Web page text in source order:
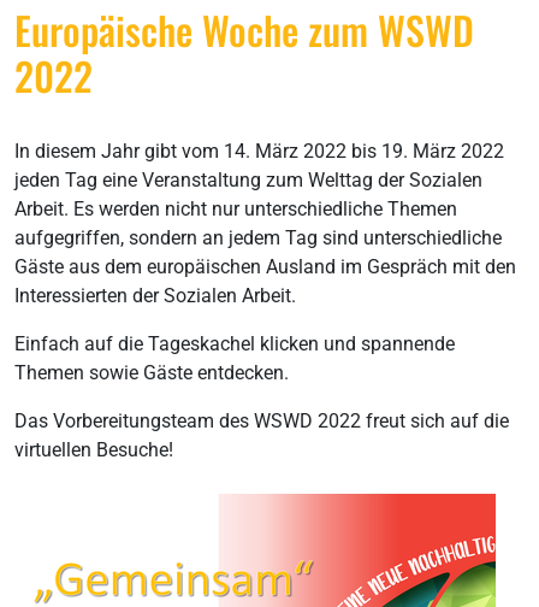
Europäische Woche zum WSWD
2022
In diesem Jahr gibt vom 14. März 2022 bis 19. März 2022
jeden Tag eine Veranstaltung zum Welttag der Sozialen
Arbeit. Es werden nicht nur unterschiedliche Themen
aufgegriffen, sondern an jedem Tag sind unterschiedliche
Gäste aus dem europäischen Ausland im Gespräch mit den
Interessierten der Sozialen Arbeit.
Einfach auf die Tageskachel klicken und spannende
Themen sowie Gäste entdecken.
Das Vorbereitungsteam des WSWD 2022 freut sich auf die
virtuellen Besuche!